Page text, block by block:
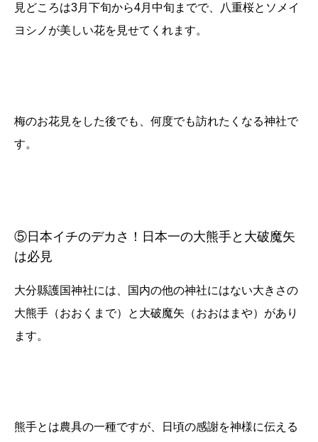
見どころは3月下旬から4月中旬までで、八重桜とソメイ
ヨシノが美しい花を見せてくれます。
梅のお花見をした後でも、何度でも訪れたくなる神社で
す。
⑤日本イチのデカさ！日本一の大熊手と大破魔矢
は必見
大分縣護国神社には、国内の他の神社にはない大きさの
大熊手（おおくまで）と大破魔矢（おおはまや）があり
ます。
熊手とは農具の一種ですが、日頃の感謝を神様に伝える